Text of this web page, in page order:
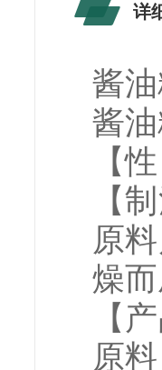
详
酱
酱
【
【
原
燥
【
原